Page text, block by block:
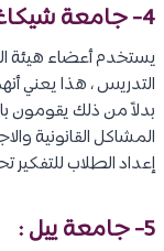
4- جامعة شيكاغو :
يستخدم أعضاء هيئة
التدريس ، هذا يعني
بدلاً من ذلك يقومون
المشاكل القانونية
إعداد الطلاب
5- جامعة ييل :